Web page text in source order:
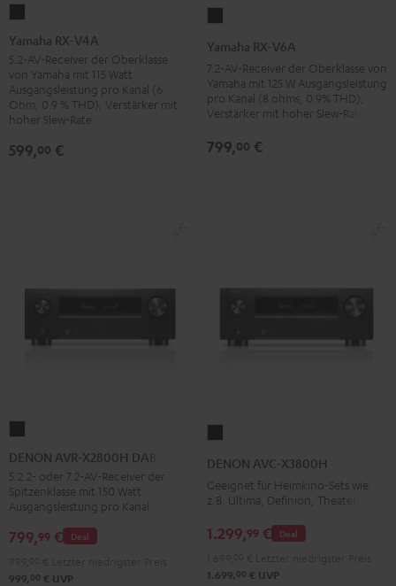
RX-
V4A
Schwarz
Yamaha RX-V4A
5.2-AV-Receiver der Oberklasse
von Yamaha mit 115 Watt
Ausgangsleistung pro Kanal (6
Ohm, 0.9 % THD), Verstärker mit
hoher Slew-Rate
599,00 €
RX-
Schwarz
Yamaha RX-V6A
7.2-AV-Receiver der Oberklasse von
Yamaha mit 125 W Ausgangsleistung
pro Kanal (8 ohms, 0.9% THD),
Verstärker mit hoher Slew-Rate
799,00 €
AVR-
X2800H
DAB
Schwarz
DENON AVR-X2800H DAB
5.2.2- oder 7.2-AV-Receiver der
Spitzenklasse mit 150 Watt
Ausgangsleistung pro Kanal
Deal
799,99 €
999, 00 € UVP
Schwarz
DENON AVC-X3800H
Geeignet für Heimkino-Sets wie
z.B. Ultima, Definion, Theater
Deal
1.299,99 €
1.699, 00 € UVP